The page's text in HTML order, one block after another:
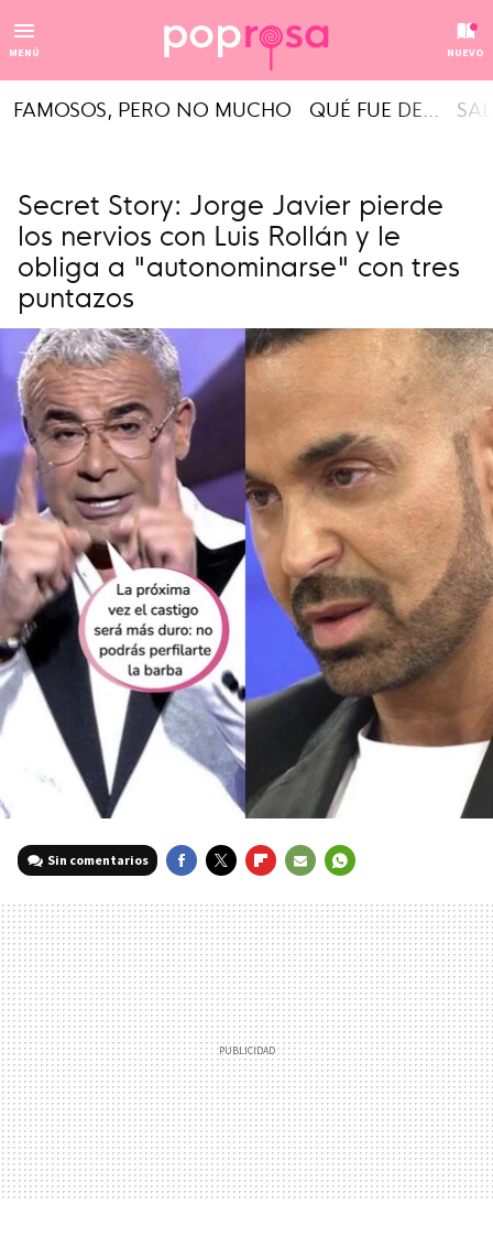
MENÚ NUEVO
FAMOSOS, PERO NO MUCHO QUÉ FUE DE...
Secret Story: Jorge Javier pierde
los nervios con Luis Rollán y le
obliga a "autonominarse" con tres
puntazos
Sin comentarios
MAIL